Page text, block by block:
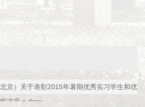
京）关于表彰2015年暑期优秀实习学生和优
决定 n.docx